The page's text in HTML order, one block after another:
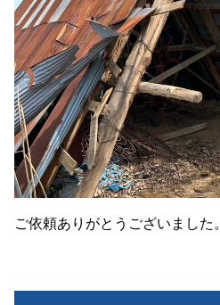
ご依頼ありがとうございました。